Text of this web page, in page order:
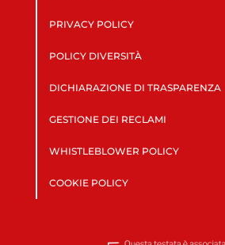
PRIVACY POLICY
POLICY DIVERSITÀ
DICHIARAZIONE DI TRASPARENZA
GESTIONE DEI RECLAMI
WHISTLEBLOWER POLICY
COOKIE POLICY